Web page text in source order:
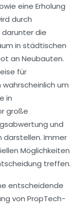
eine Erholung
durch
die
in städtischen
an Neubauten.
für
um
in
große
und
darstellen. Immer
Möglichkeiten
treffen.
entscheidende
von PropTech-